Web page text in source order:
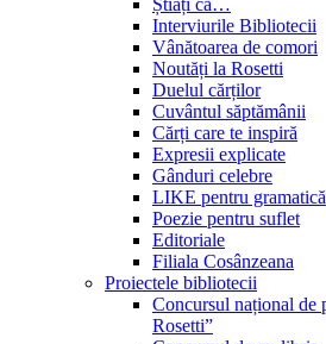
Știați că…
Interviurile Bibliotecii
Vânătoarea de comori
Noutăți la Rosetti
Duelul cărților
Cuvântul săptămânii
Cărți care te inspiră
Expresii explicate
Gânduri celebre
LIKE pentru gramatică
Poezie pentru suflet
Editoriale
Filiala Cosânzeana
Proiectele bibliotecii
Concursul național de
Rosetti”